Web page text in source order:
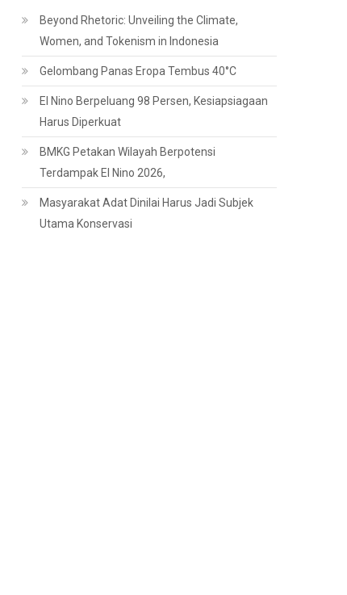
Beyond Rhetoric: Unveiling the Climate,
Women, and Tokenism in Indonesia
Gelombang Panas Eropa Tembus 40°C
El Nino Berpeluang 98 Persen, Kesiapsiagaan
Harus Diperkuat
BMKG Petakan Wilayah Berpotensi
Terdampak El Nino 2026,
Masyarakat Adat Dinilai Harus Jadi Subjek
Utama Konservasi